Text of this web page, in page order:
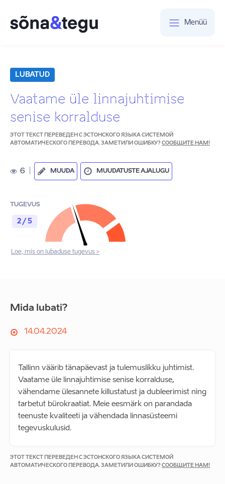
Menüü
LUBATUD
Vaatame üle linnajuhtimise
senise korralduse
ЭТОТ ТЕКСТ ПЕРЕВЕДЕН С ЭСТОНСКОГО ЯЗЫКА СИСТЕМОЙ
АВТОМАТИЧЕСКОГО ПЕРЕВОДА. ЗАМЕТИЛИ ОШИБКУ? СООБЩИТЕ НАМ!
6 MUUDA MUUDATUSTE AJALUGU
TUGEVUS
2 / 5
Loe, mis on lubaduse tugevus >
Mida lubati?
14.04.2024
Tallinn väärib tänapäevast ja tulemuslikku juhtimist.
Vaatame üle linnajuhtimise senise korralduse,
vähendame ülesannete killustatust ja dubleerimist ning
tarbetut bürokraatiat. Meie eesmärk on parandada
teenuste kvaliteeti ja vähendada linnasüsteemi
tegevuskulusid.
ЭТОТ ТЕКСТ ПЕРЕВЕДЕН С ЭСТОНСКОГО ЯЗЫКА СИСТЕМОЙ
АВТОМАТИЧЕСКОГО ПЕРЕВОДА. ЗАМЕТИЛИ ОШИБКУ? СООБЩИТЕ НАМ!